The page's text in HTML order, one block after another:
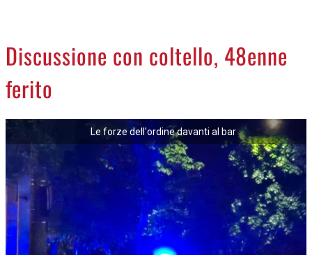
LA PIAZZA
ACCEDI
Discussione con coltello, 48enne
ferito
Le forze dell'ordine davanti al bar